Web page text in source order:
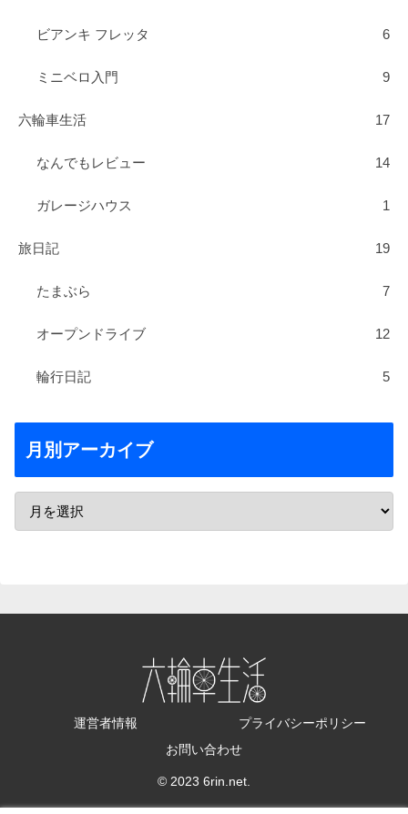
ビアンキ フレッタ 6
ミニベロ入門 9
六輪車生活 17
なんでもレビュー 14
ガレージハウス 1
旅日記 19
たまぶら 7
オープンドライブ 12
輪行日記 5
月別アーカイブ
運営者情報
プライバシーポリシー
お問い合わせ
© 2023 6rin.net.